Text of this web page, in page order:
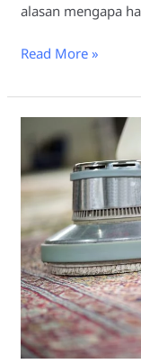
alasan mengapa
Read More »
Memilih
Laundry
Karpet
Masjid
Gresik